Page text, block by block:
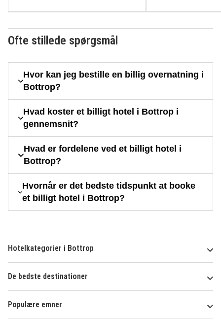
Ofte stillede spørgsmål
Hvor kan jeg bestille en billig overnatning i
Bottrop?
Hvad koster et billigt hotel i Bottrop i
gennemsnit?
Hvad er fordelene ved et billigt hotel i
Bottrop?
Hvornår er det bedste tidspunkt at booke
et billigt hotel i Bottrop?
Hotelkategorier i Bottrop
De bedste destinationer
Populære emner